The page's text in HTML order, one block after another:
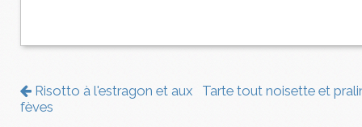
Risotto à l'estragon et aux
fèves
Tarte tout noisette et